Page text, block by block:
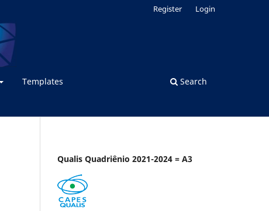
Templates Search
Register Login
Qualis Quadriênio 2021-2024 = A3